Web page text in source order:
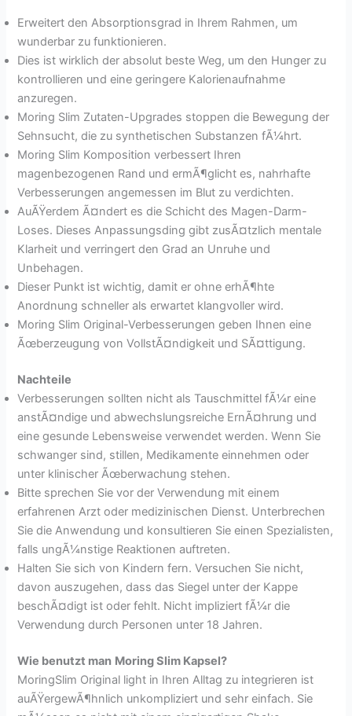
Erweitert den Absorptionsgrad in Ihrem Rahmen, um
wunderbar zu funktionieren.
Dies ist wirklich der absolut beste Weg, um den Hunger zu
kontrollieren und eine geringere Kalorienaufnahme
anzuregen.
Moring Slim Zutaten-Upgrades stoppen die Bewegung der
Sehnsucht, die zu synthetischen Substanzen fÃ¼hrt.
Moring Slim Komposition verbessert Ihren
magenbezogenen Rand und ermÃ¶glicht es, nahrhafte
Verbesserungen angemessen im Blut zu verdichten.
AuÃŸerdem Ã¤ndert es die Schicht des Magen-Darm-
Loses. Dieses Anpassungsding gibt zusÃ¤tzlich mentale
Klarheit und verringert den Grad an Unruhe und
Unbehagen.
Dieser Punkt ist wichtig, damit er ohne erhÃ¶hte
Anordnung schneller als erwartet klangvoller wird.
Moring Slim Original-Verbesserungen geben Ihnen eine
Ãœberzeugung von VollstÃ¤ndigkeit und SÃ¤ttigung.
Nachteile
Verbesserungen sollten nicht als Tauschmittel fÃ¼r eine
anstÃ¤ndige und abwechslungsreiche ErnÃ¤hrung und
eine gesunde Lebensweise verwendet werden. Wenn Sie
schwanger sind, stillen, Medikamente einnehmen oder
unter klinischer Ãœberwachung stehen.
Bitte sprechen Sie vor der Verwendung mit einem
erfahrenen Arzt oder medizinischen Dienst. Unterbrechen
Sie die Anwendung und konsultieren Sie einen Spezialisten,
falls ungÃ¼nstige Reaktionen auftreten.
Halten Sie sich von Kindern fern. Versuchen Sie nicht,
davon auszugehen, dass das Siegel unter der Kappe
beschÃ¤digt ist oder fehlt. Nicht impliziert fÃ¼r die
Verwendung durch Personen unter 18 Jahren.
Wie benutzt man Moring Slim Kapsel?
MoringSlim Original light in Ihren Alltag zu integrieren ist
auÃŸergewÃ¶hnlich unkompliziert und sehr einfach. Sie